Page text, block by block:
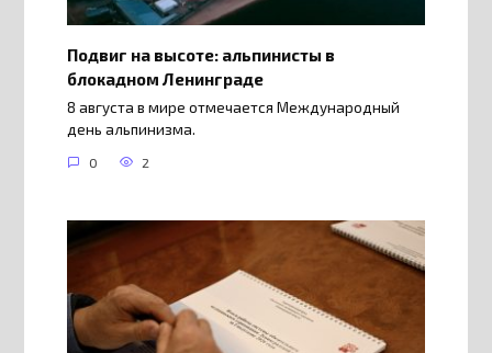
Подвиг на высоте: альпинисты в
блокадном Ленинграде
8 августа в мире отмечается Международный
день альпинизма.
0 2